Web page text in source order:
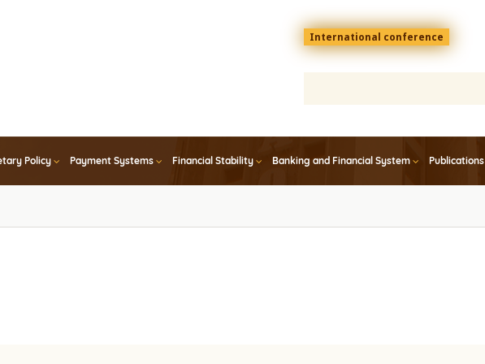
Menu
top
En
International conference
Policy Payment Systems Financial Stability Banking and Financial System Publications